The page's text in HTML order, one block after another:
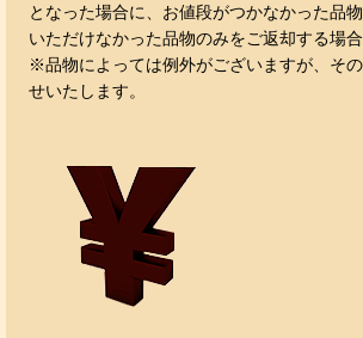
となった場合に、お値段がつかなかった品
いただけなかった品物のみをご返却する場合
※品物によっては例外がございますが、そ
せいたします。